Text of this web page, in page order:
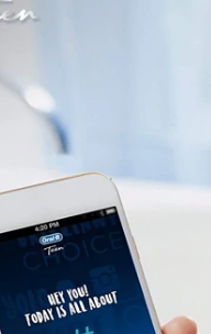
зубная щетка
и в режиме
свои